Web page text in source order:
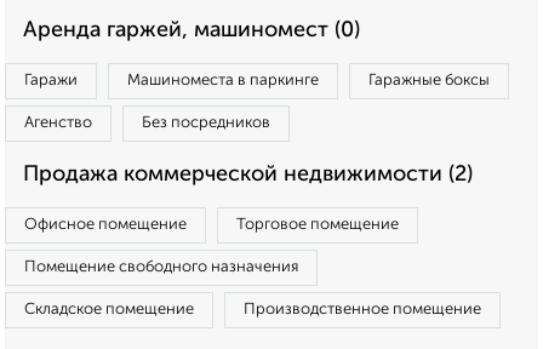
Аренда гаржей, машиномест (0)
Гаражи Машиноместа в паркинге Гаражные боксы
Агенство Без посредников
Продажа коммерческой недвижимости (2)
Офисное помещение Торговое помещение
Помещение свободного назначения
Складское помещение Производственное помещение